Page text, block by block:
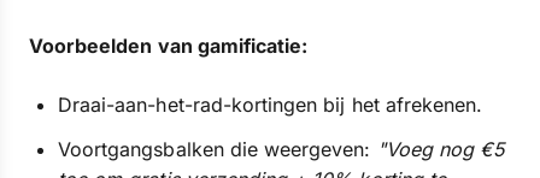
Voorbeelden van gamificatie:
Draai-aan-het-rad-kortingen bij het afrekenen.
Voortgangsbalken die weergeven: "Voeg nog €5